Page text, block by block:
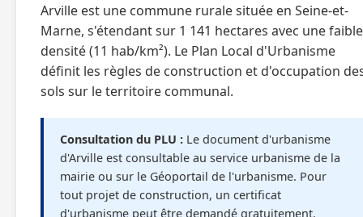
Arville est une commune rurale située en Seine-et-
Marne, s'étendant sur 1 141 hectares avec une faible
densité (11 hab/km²). Le Plan Local d'Urbanisme
définit les règles de construction et d'occupation
sols sur le territoire communal.
Consultation du PLU : Le document d'urbanisme
d'Arville est consultable au service urbanisme de la
mairie ou sur le Géoportail de l'urbanisme. Pour
tout projet de construction, un certificat
d'urbanisme peut être demandé gratuitement.